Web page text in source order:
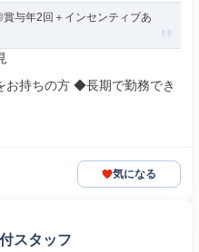
与年2回＋インセンティブあ
持ちの方 ◆長期で勤務でき
気になる
スタッフ